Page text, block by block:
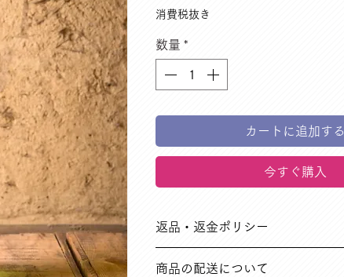
格
消費税抜き
数量 *
カートに追加する
今すぐ購入
返品・返金ポリシー
ど
商品の配送について